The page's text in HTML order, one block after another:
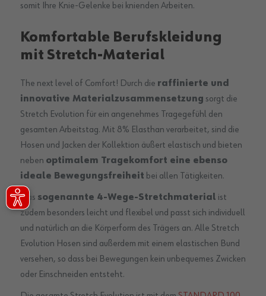
somit Ihre Knie-Gelenke bei knienden Arbeiten.
Komfortable Berufskleidung
mit Stretch-Material
The next level of Comfort! Durch die raffinierte und
innovative Materialzusammensetzung sorgt die
Stretch Evolution für ein angenehmes Tragegefühl den
gesamten Arbeitstag. Mit 8% Elasthan verarbeitet, sind die
Hosen und Jacken der Kollektion äußert elastisch und bieten
neben optimalem Tragekomfort eine ebenso
ideale Bewegungsfreiheit bei allen Tätigkeiten.
Das sogenannte 4-Wege-Stretchmaterial ist
zudem besonders leicht und flexibel und passt sich individuell
und natürlich an die Körperform des Trägers an. Alle Stretch
Evolution Hosen sind außerdem mit einem elastischen Bund
versehen, so dass bei Bewegungen kein unbequemes Zwicken
oder Einschneiden entsteht.